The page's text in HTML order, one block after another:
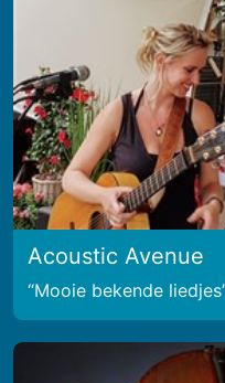
Acoustic Avenue
Mooie bekende liedjes